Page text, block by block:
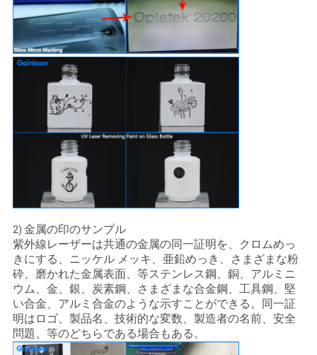
2) 金属の印のサンプル
紫外線レーザーは共通の金属の同一証明を、クロムめっ
きにする、ニッケル メッキ、亜鉛めっき、さまざまな粉
砕、磨かれた金属表面、等ステンレス鋼、銅、アルミニ
ウム、金、銀、炭素鋼、さまざまな合金鋼、工具鋼、堅
い合金、アルミ合金のような示すことができる。同一証
明はロゴ、製品名、技術的な変数、製造者の名前、安全
問題、等のどちらである場合もある。